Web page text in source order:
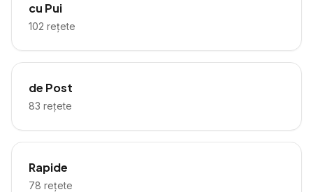
cu Pui
102 rețete
de Post
83 rețete
Rapide
78 rețete